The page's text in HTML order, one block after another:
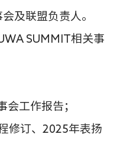
及联盟负责人。
SUMMIT相关事
会工作报告；
修订、2025年表扬